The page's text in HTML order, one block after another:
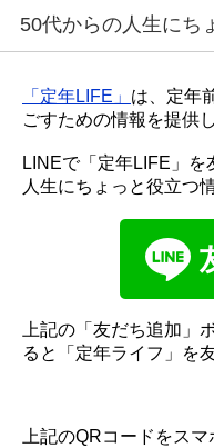
50代からの人生にち
「定年LIFE」 は、定年
ごすための情報を提供
LINEで「定年LIFE」
人生にちょっと役立つ
上記の「友だち追加」
ると「定年ライフ」を
上記のQRコードをス